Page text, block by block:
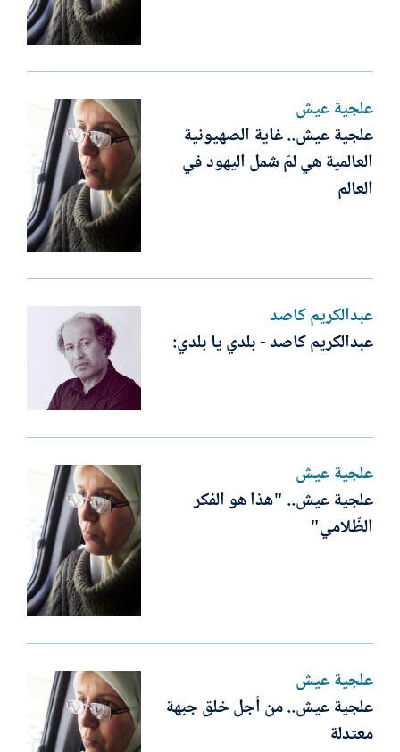
علجية عيش
علجية عيش.. غاية الصهيونية
العالمية هي لمّ شمل اليهود في
العالم
عبدالكريم كاصد
عبدالكريم كاصد - بلدي يا بلدي:
علجية عيش
علجية عيش.. "هذا هو الفكر
الظّلامي"
علجية عيش
علجية عيش.. من أجل خلق جبهة
معتدلة